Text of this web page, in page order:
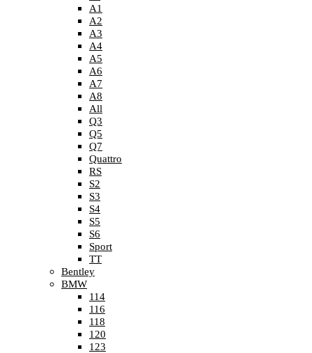
A1
A2
A3
A4
A5
A6
A7
A8
All
Q3
Q5
Q7
Quattro
RS
S2
S3
S4
S5
S6
Sport
TT
Bentley
BMW
114
116
118
120
123